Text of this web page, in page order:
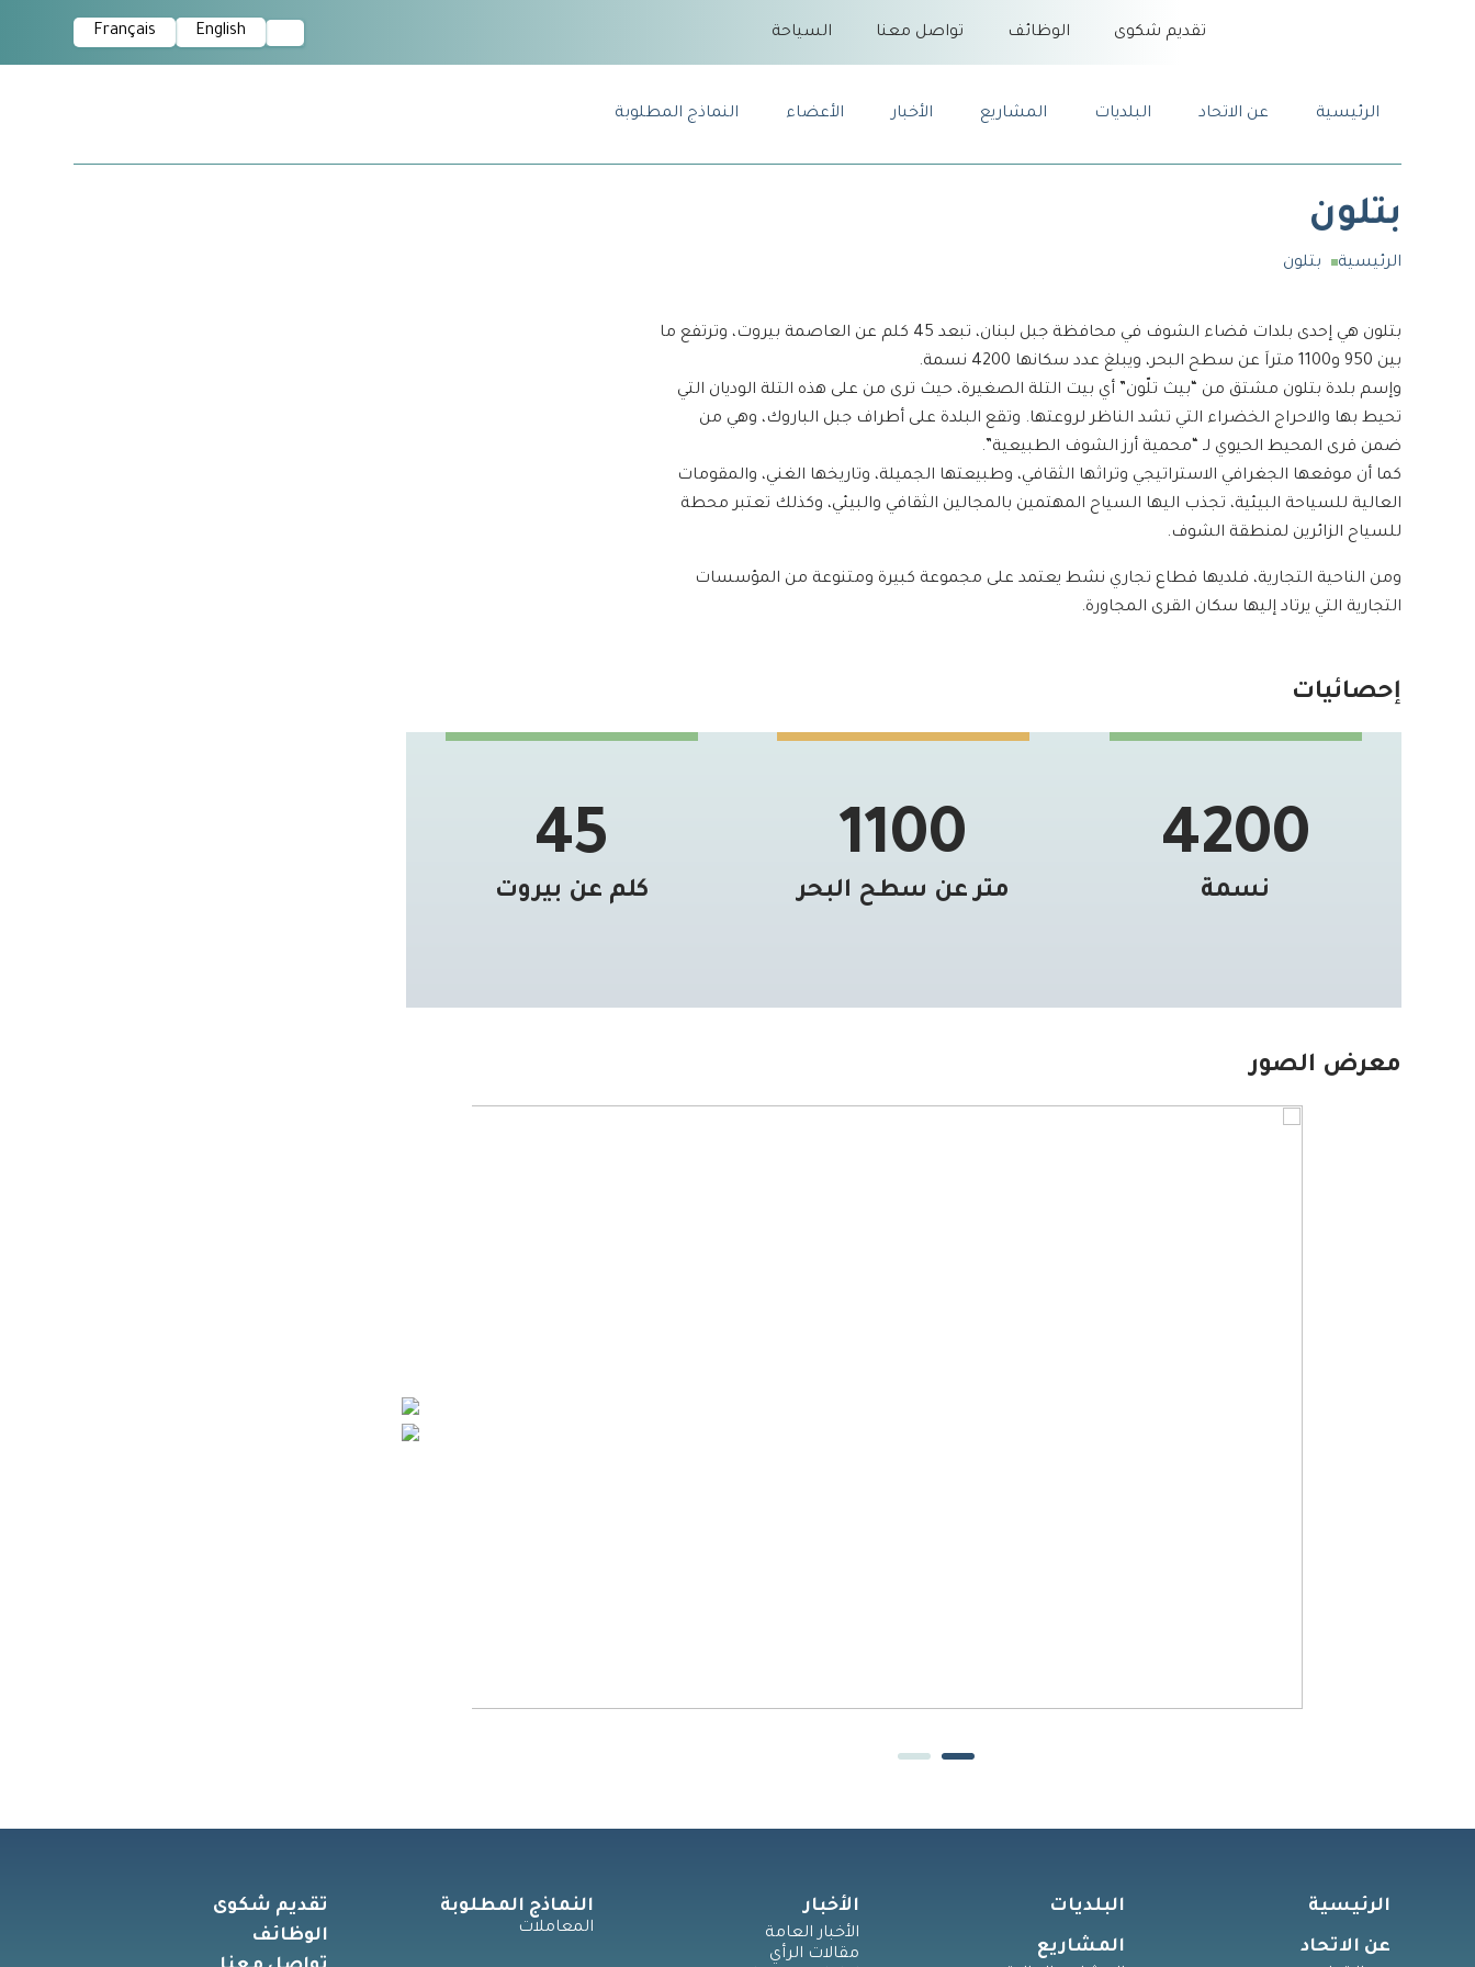
تقديم شكوى الوظائف تواصل معنا السياحة English
Français
الرئيسية عن الاتحاد البلديات المشاريع الأخبار الأعضاء النماذج المطلوبة
بتلون
الرئيسية بتلون
بتلون هي إحدى بلدات قضاء الشوف في محافظة جبل لبنان، تبعد 45 كلم عن العاصمة بيروت، وترتفع ما
بين 950 و1100 متراَ عن سطح البحر، ويبلغ عدد سكانها 4200 نسمة.
وإسم بلدة بتلون مشتق من “بيث تلّون” أي بيت التلة الصغيرة، حيث ترى من على هذه التلة الوديان التي
تحيط بها والاحراج الخضراء التي تشد الناظر لروعتها. وتقع البلدة على أطراف جبل الباروك، وهي من
ضمن قرى المحيط الحيوي لـ “محمية أرز الشوف الطبيعية”.
كما أن موقعها الجغرافي الاستراتيجي وتراثها الثقافي، وطبيعتها الجميلة، وتاريخها الغني، والمقومات
العالية للسياحة البيئية، تجذب اليها السياح المهتمين بالمجالين الثقافي والبيئي، وكذلك تعتبر محطة
للسياح الزائرين لمنطقة الشوف.
ومن الناحية التجارية، فلديها قطاع تجاري نشط يعتمد على مجموعة كبيرة ومتنوعة من المؤسسات
التجارية التي يرتاد إليها سكان القرى المجاورة.
إحصائيات
4200
نسمة
1100
متر عن سطح البحر
45
كلم عن بيروت
معرض الصور
الرئيسية
عن الاتحاد
البلديات
المشاريع
الأخبار
الأخبار العامة
مقالات الرأي
النماذج المطلوبة
المعاملات
تقديم شكوى
الوظائف